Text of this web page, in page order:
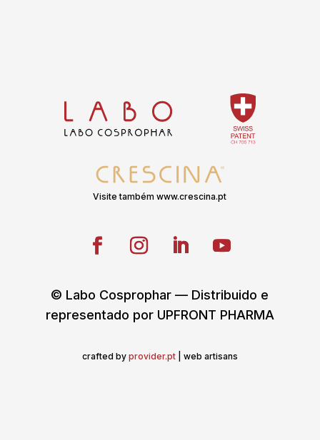
Visite também www.crescina.pt
© Labo Cosprophar — Distribuido e
representado por UPFRONT PHARMA
crafted by provider.pt| web artisans